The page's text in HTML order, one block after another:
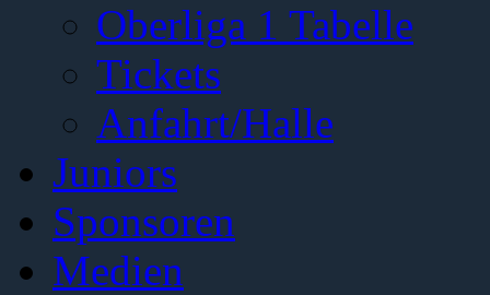
Oberliga 1 Tabelle
Tickets
Anfahrt/Halle
Juniors
Sponsoren
Medien